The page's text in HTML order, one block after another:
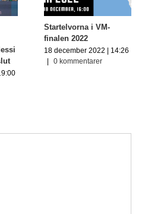
Startelvorna i VM-
finalen 2022
18 december 2022 | 14:26
|
0 kommentarer